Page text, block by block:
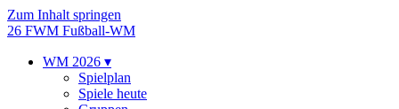
Zum Inhalt springen
26 FWM Fußball-WM
WM 2026 ▾
Spielplan
Spiele heute